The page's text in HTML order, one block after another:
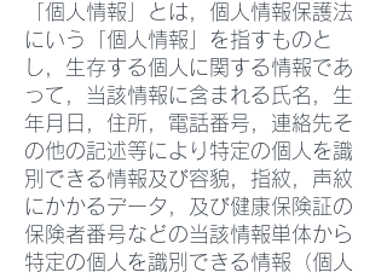
「個人情報」とは，個人情報保護法
にいう「個人情報」を指すものと
し，生存する個人に関する情報であ
って，当該情報に含まれる氏名，生
年月日，住所，電話番号，連絡先そ
の他の記述等により特定の個人を識
別できる情報及び容貌，指紋，声紋
にかかるデータ，及び健康保険証の
保険者番号などの当該情報単体から
特定の個人を識別できる情報（個人